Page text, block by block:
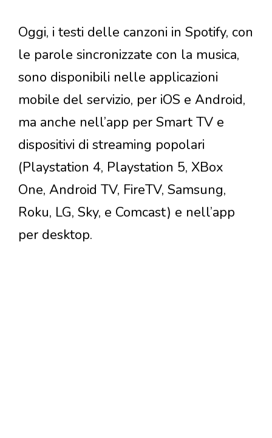
Oggi, i testi delle canzoni in Spotify, con
le parole sincronizzate con la musica,
sono disponibili nelle applicazioni
mobile del servizio, per iOS e Android,
ma anche nell’app per Smart TV e
dispositivi di streaming popolari
(Playstation 4, Playstation 5, XBox
One, Android TV, FireTV, Samsung,
Roku, LG, Sky, e Comcast) e nell’app
per desktop.